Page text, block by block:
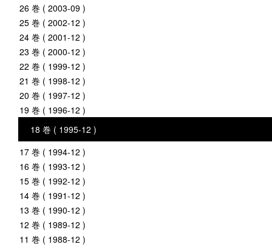
26 巻 ( 2003-09 )
25 巻 ( 2002-12 )
24 巻 ( 2001-12 )
23 巻 ( 2000-12 )
22 巻 ( 1999-12 )
21 巻 ( 1998-12 )
20 巻 ( 1997-12 )
19 巻 ( 1996-12 )
18 巻 ( 1995-12 )
17 巻 ( 1994-12 )
16 巻 ( 1993-12 )
15 巻 ( 1992-12 )
14 巻 ( 1991-12 )
13 巻 ( 1990-12 )
12 巻 ( 1989-12 )
11 巻 ( 1988-12 )